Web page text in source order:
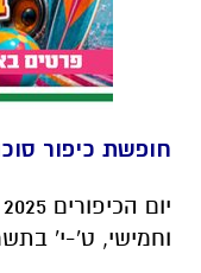
חופשת כיפור
וחמישי, ט'-י' בתשרי התשפ"ו,